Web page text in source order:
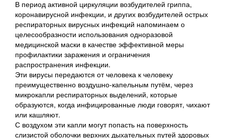
В период активной циркуляции возбудителей гриппа,
коронавирусной инфекции, и других возбудителей острых
респираторных вирусных инфекций напоминаем о
целесообразности использования одноразовой
медицинской маски в качестве эффективной меры
профилактики заражения и ограничения
распространения инфекции.
Эти вирусы передаются от человека к человеку
преимущественно воздушно-капельным путём, через
микрокапли респираторных выделений, которые
образуются, когда инфицированные люди говорят, чихают
или кашляют.
С воздухом эти капли могут попасть на поверхность
слизистой оболочки верхних дыхательных путей здоровых